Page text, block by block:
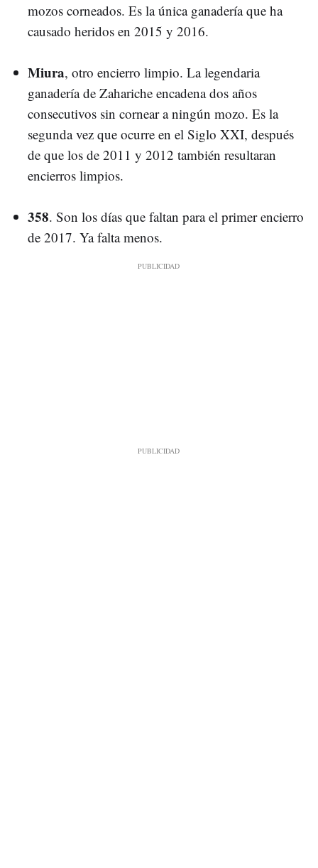
mozos corneados. Es la única ganadería que ha
causado heridos en 2015 y 2016.
Miura, otro encierro limpio. La legendaria
ganadería de Zahariche encadena dos años
consecutivos sin cornear a ningún mozo. Es la
segunda vez que ocurre en el Siglo XXI, después
de que los de 2011 y 2012 también resultaran
encierros limpios.
358. Son los días que faltan para el primer encierro
de 2017. Ya falta menos.